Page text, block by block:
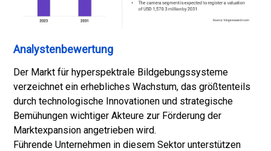
Analystenbewertung
Der Markt für hyperspektrale Bildgebungssysteme
verzeichnet ein erhebliches Wachstum, das größtenteils
durch technologische Innovationen und strategische
Bemühungen wichtiger Akteure zur Förderung der
Marktexpansion angetrieben wird.
Führende Unternehmen in diesem Sektor unterstützen